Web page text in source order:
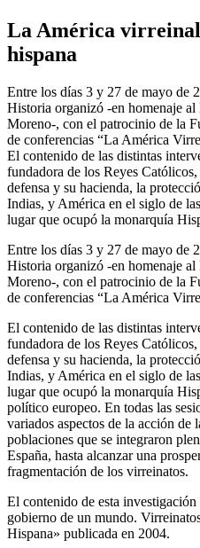
La América
hispana
Entre los días 3 y 27 de mayo de
Historia organizó -en homenaje
Moreno-, con el patrocinio de la
de conferencias “La América
El contenido de las distintas
fundadora de los Reyes
defensa y su hacienda, la
Indias, y América en el siglo de
lugar que ocupó la monarquía
Entre los días 3 y 27 de mayo de
Historia organizó -en homenaje
Moreno-, con el patrocinio de la
de conferencias “La América
El contenido de las distintas
fundadora de los Reyes
defensa y su hacienda, la
Indias, y América en el siglo de
lugar que ocupó la monarquía
político europeo. En todas las
variados aspectos de la acción
poblaciones que se integraron
España, hasta alcanzar una
fragmentación de los virreinatos.
El contenido de esta
gobierno de un mundo.
Hispana» publicada en 2004.